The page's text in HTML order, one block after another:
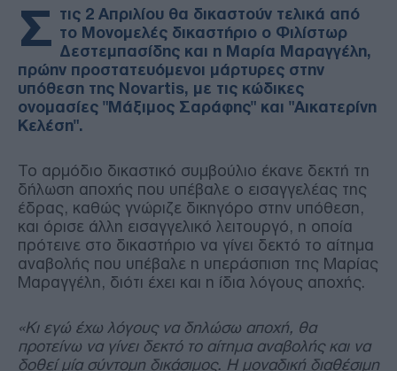
Σ τις 2 Απριλίου θα δικαστούν τελικά από
το Μονομελές δικαστήριο ο Φιλίστωρ
Δεστεμπασίδης και η Μαρία Μαραγγέλη,
πρώην προστατευόμενοι μάρτυρες στην
υπόθεση της Novartis, με τις κώδικες
ονομασίες "Μάξιμος Σαράφης" και "Αικατερίνη
Κελέση".
Το αρμόδιο δικαστικό συμβούλιο έκανε δεκτή τη
δήλωση αποχής που υπέβαλε ο εισαγγελέας της
έδρας, καθώς γνώριζε δικηγόρο στην υπόθεση,
και όρισε άλλη εισαγγελικό λειτουργό, η οποία
πρότεινε στο δικαστήριο να γίνει δεκτό το αίτημα
αναβολής που υπέβαλε η υπεράσπιση της Μαρίας
Μαραγγέλη, διότι έχει και η ίδια λόγους αποχής.
«Κι εγώ έχω λόγους να δηλώσω αποχή, θα
προτείνω να γίνει δεκτό το αίτημα αναβολής και να
δοθεί μία σύντομη δικάσιμος. Η μοναδική διαθέσιμη